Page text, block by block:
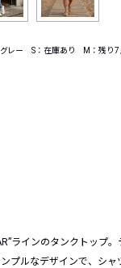
レー S：在庫あり M：残
ラインのタンクトップ
プルなデザインで、シ